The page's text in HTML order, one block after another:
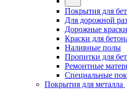
Покрытия для
Для дорожной
Дорожные краски
Краски для
Наливные полы
Пропитки для
Ремонтные
Специальные
Покрытия для металла